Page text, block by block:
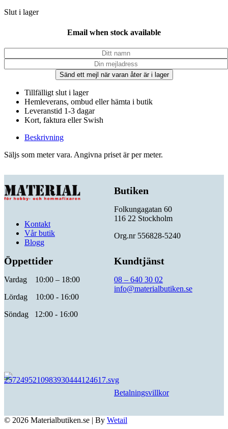
Slut i lager
Email when stock available
Sänd ett mejl när varan åter är i lager
Tillfälligt slut i lager
Hemleverans, ombud eller hämta i butik
Leveranstid 1-3 dagar
Kort, faktura eller Swish
Beskrivning
Säljs som meter vara. Angivna priset är per meter.
Kontakt
Vår butik
Blogg
Butiken
Folkungagatan 60
116 22 Stockholm
Org.nr 556828-5240
Öppettider
Vardag 10:00 – 18:00
Lördag 10:00 - 16:00
Söndag 12:00 - 16:00
Kundtjänst
08 – 640 30 02
info@materialbutiken.se
Betalningsvillkor
© 2026 Materialbutiken.se | By Wetail